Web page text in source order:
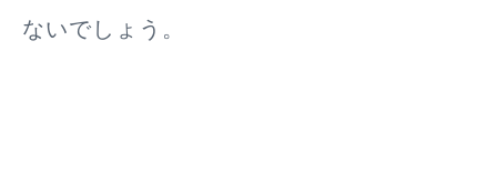
ないでしょう。